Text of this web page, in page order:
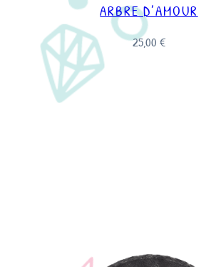
ARBRE D’AMOUR
25,00 €